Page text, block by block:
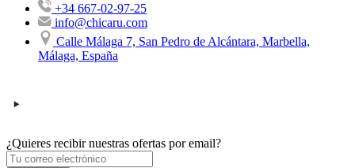
+34 667-02-97-25
info@chicaru.com
Calle Málaga 7, San Pedro de Alcántara, Marbella,
Málaga, España
¿Quieres recibir nuestras ofertas por email?